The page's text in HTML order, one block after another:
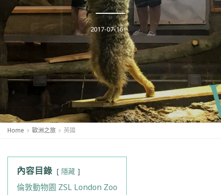
2017-07-16
Home 歐洲之旅 英國
內容目錄 隱藏
倫敦動物園 ZSL London Zoo